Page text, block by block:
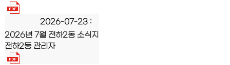
2026-07-23
2026년 7월 전하2동 소식지
전하2동 관리자